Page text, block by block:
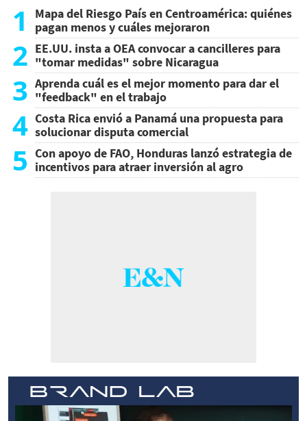
1
Mapa del Riesgo País en Centroamérica: quiénes
pagan menos y cuáles mejoraron
2 EE.UU. insta a OEA convocar a cancilleres para
"tomar medidas" sobre Nicaragua
3 Aprenda cuál es el mejor momento para dar el
"feedback" en el trabajo
4 Costa Rica envió a Panamá una propuesta para
solucionar disputa comercial
5 Con apoyo de FAO, Honduras lanzó estrategia de
incentivos para atraer inversión al agro